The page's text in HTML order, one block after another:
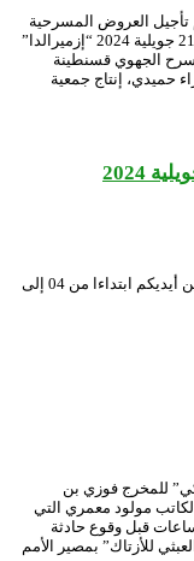
تأجيل العروض المسرحية
المخصصة للطفل التي كانت مبرمجة من 18 إلى غاية 21 جويلية 2024 “إزميرالدا”
الجهوي قسنطينة
حميدي، إنتاج جمعية
2024
برنامج ثري ومتنوع يضعه المسرح الوطني الجزائري بين أيديكم ابتداءا من 04 إلى
للمخرج فوزي بن
مولود معمري التي
قبل وقوع حادثة
للأزتاك” بمصير الأمم